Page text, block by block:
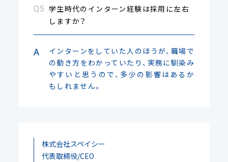
学生時代のインターン経験は採用に左右
しますか？
インターンをしていた人のほうが、職場で
の動き方をわかっていたり、実務に馴染み
やすいと思うので、多少の影響はあるか
もしれません。
株式会社スペイシー
代表取締役/CEO